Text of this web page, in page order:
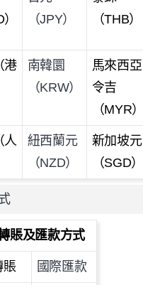
）
（JPY）
（THB）
港
南韓圜
（KRW）
馬來西亞
令吉
（MYR）
人
紐西蘭元
（NZD）
新加坡元
（SGD）
賬及匯款方式
賬 國際匯款